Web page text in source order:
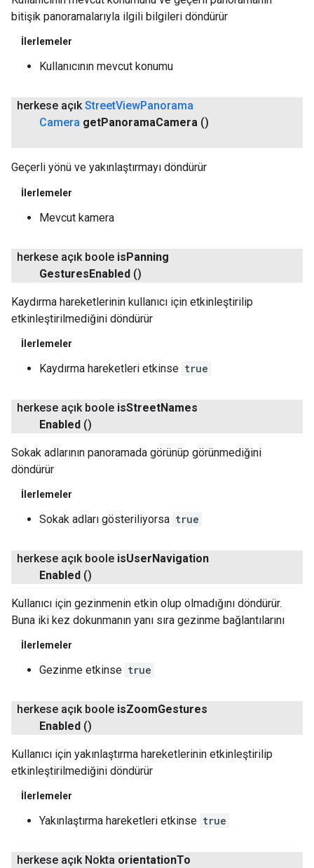
bitişik panoramalarıyla ilgili bilgileri döndürür
İlerlemeler
Kullanıcının mevcut konumu
herkese açıkStreetViewPanorama
Camera getPanoramaCamera ()
Geçerli yönü ve yakınlaştırmayı döndürür
İlerlemeler
Mevcut kamera
herkese açık boole isPanning
GesturesEnabled ()
Kaydırma hareketlerinin kullanıcı için etkinleştirilip
etkinleştirilmediğini döndürür
İlerlemeler
Kaydırma hareketleri etkinse true
herkese açık boole isStreetNames
Enabled ()
Sokak adlarının panoramada görünüp görünmediğini
döndürür
İlerlemeler
Sokak adları gösteriliyorsa true
herkese açık boole isUserNavigation
Enabled ()
Kullanıcı için gezinmenin etkin olup olmadığını döndürür.
Buna iki kez dokunmanın yanı sıra gezinme bağlantılarını
İlerlemeler
Gezinme etkinse true
herkese açık boole isZoomGestures
Enabled ()
Kullanıcı için yakınlaştırma hareketlerinin etkinleştirilip
etkinleştirilmediğini döndürür
İlerlemeler
Yakınlaştırma hareketleri etkinse true
herkese açık Nokta orientationTo